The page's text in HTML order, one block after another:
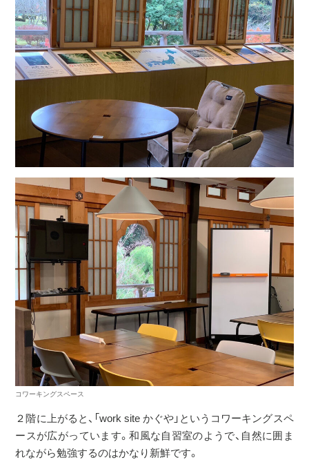
コワーキングスペース
２階に上がると、「work site かぐや」というコワーキングスペ
ースが広がっています。和風な自習室のようで、自然に囲ま
れながら勉強するのはかなり新鮮です。